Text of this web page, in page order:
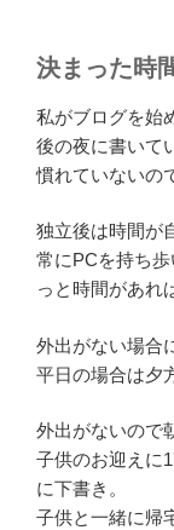
決まった時
私がブログを始
後の夜に書いて
慣れていないの
独立後は時間が
常にPCを持ち
っと時間があれ
外出がない場合
平日の場合は夕
外出がないので
子供のお迎えに
に下書き。
子供と一緒に帰